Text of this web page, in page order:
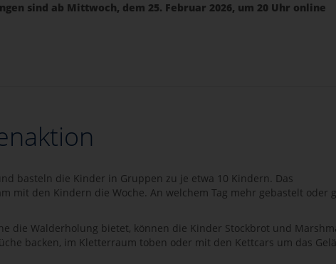
sind ab Mittwoch, dem 25. Februar 2026, um 20 Uhr online
basteln die Kinder in Gruppen zu je etwa 10 Kindern. Das
mit den Kindern die Woche. An welchem Tag mehr gebastelt oder
die Walderholung bietet, können die Kinder Stockbrot und
backen, im Kletterraum toben oder mit den Kettcars um das